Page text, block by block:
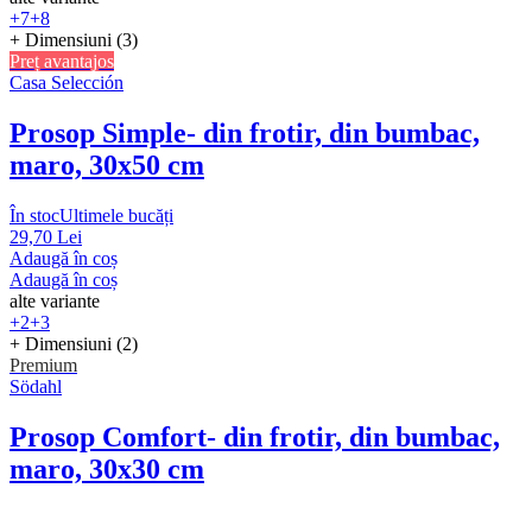
+7+8
+ Dimensiuni (3)
Preț avantajos
Casa Selección
Prosop Simple- din frotir, din bumbac,
maro, 30x50 cm
În stocUltimele bucăți
29,70 Lei
Adaugă în coș
Adaugă în coș
alte variante
+2+3
+ Dimensiuni (2)
Premium
Södahl
Prosop Comfort- din frotir, din bumbac,
maro, 30x30 cm